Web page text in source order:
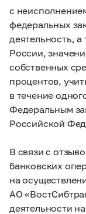
с
федеральных
деятельность,
России,
собственных
процентов,
в течение
Федеральным
Российской
В связи с
банковских
на
АО
деятельности